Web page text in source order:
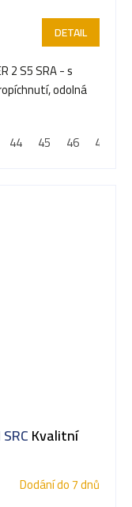
DETAIL
2 S5 SRA - s
odolná
44 45 46 47
Kvalitní
Dodání do 7 dnů